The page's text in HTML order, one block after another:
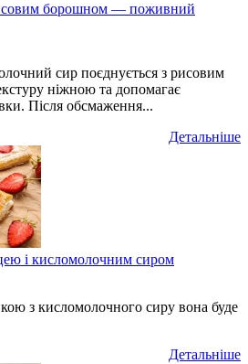
борошном — поживний
сир поєднується з рисовим
ніжною та допомагає
Після обсмаження...
Детальніше
і кисломолочним сиром
з кисломолочного сиру вона буде
Детальніше